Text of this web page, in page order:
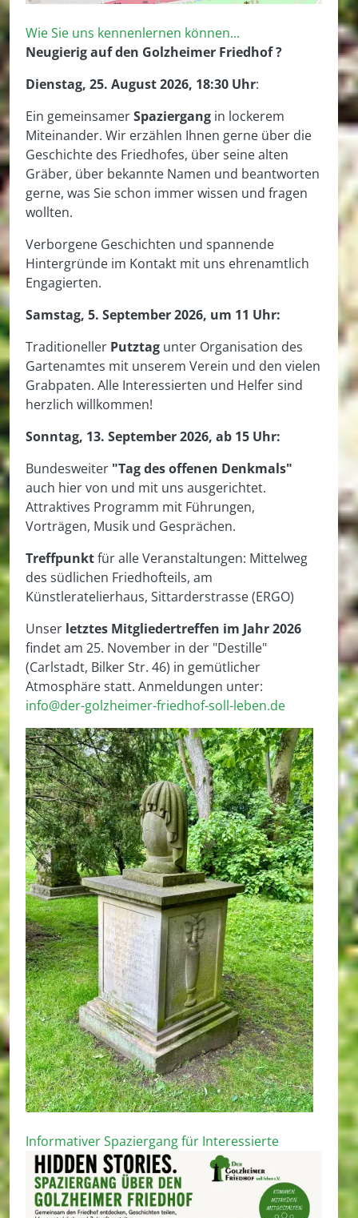
Wie Sie uns kennenlernen können...
Neugierig auf den Golzheimer Friedhof ?
Dienstag, 25. August 2026, 18:30 Uhr:
Ein gemeinsamerSpaziergang in lockerem
Miteinander. Wir erzählen Ihnen gerne über die
Geschichte des Friedhofes, über seine alten
Gräber, über bekannte Namen und beantworten
gerne, was Sie schon immer wissen und fragen
wollten.
Verborgene Geschichten und spannende
Hintergründe im Kontakt mit uns ehrenamtlich
Engagierten.
Samstag, 5. September 2026, um 11 Uhr:
Traditioneller Putztag unter Organisation des
Gartenamtes mit unserem Verein und den vielen
Grabpaten. Alle Interessierten und Helfer sind
herzlich willkommen!
Sonntag, 13. September 2026, ab 15 Uhr:
Bundesweiter "Tag des offenen Denkmals"
auch hier von und mit uns ausgerichtet.
Attraktives Programm mit Führungen,
Vorträgen, Musik und Gesprächen.
Treffpunktfür alle Veranstaltungen: Mittelweg
des südlichen Friedhofteils, am
Künstleratelierhaus, Sittarderstrasse (ERGO)
Unser letztes Mitgliedertreffen im Jahr 2026
findet am 25. November in der "Destille"
(Carlstadt, Bilker Str. 46) in gemütlicher
Atmosphäre statt. Anmeldungen unter:
info@der-golzheimer-friedhof-soll-leben.de
Informativer Spaziergang für Interessierte